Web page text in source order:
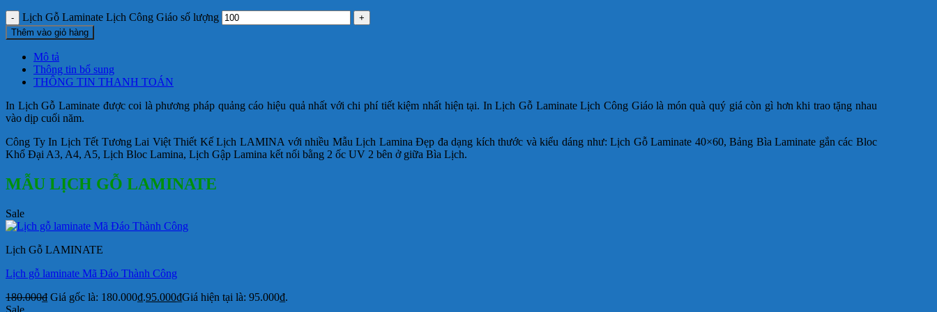
Lịch Gỗ Laminate Lịch Công Giáo số lượng
Thêm vào giỏ hàng
Mô tả
Thông tin bổ sung
THÔNG TIN THANH TOÁN
In Lịch Gỗ Laminate được coi là phương pháp quảng cáo hiệu quả nhất với chi phí tiết kiệm nhất hiện tại. In Lịch Gỗ Laminate Lịch Công Giáo là món quà quý giá còn gì hơn khi trao tặng nhau
vào dịp cuối năm.
Công Ty In Lịch Tết Tương Lai Việt Thiết Kế Lịch LAMINA với nhiều Mẫu Lịch Lamina Đẹp đa dạng kích thước và kiểu dáng như: Lịch Gỗ Laminate 40×60, Bảng Bìa Laminate gắn các Bloc
Khổ Đại A3, A4, A5, Lịch Bloc Lamina, Lịch Gập Lamina kết nối bằng 2 ốc UV 2 bên ở giữa Bìa Lịch.
MẪU LỊCH GỖ LAMINATE
Sale
Lịch Gỗ LAMINATE
Lịch gỗ laminate Mã Đáo Thành Công
180.000₫ Giá gốc là: 180.000₫.95.000₫Giá hiện tại là: 95.000₫.